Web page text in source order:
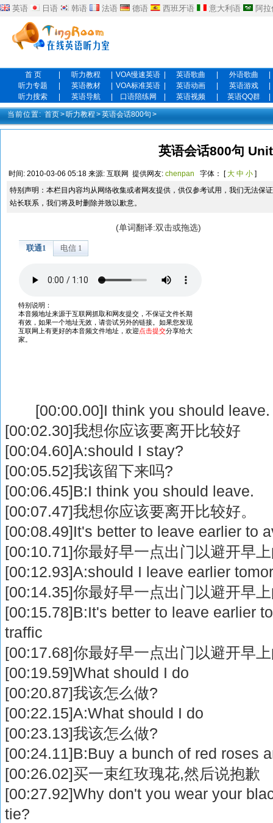
英语 日语 韩语 法语 德语 西班牙语 意大利语 阿
首 页 听力教程 VOA慢速英语 英语歌曲 外语歌曲
听力专题
英语教材 VOA标准英语 英语动画 英语游戏
听力搜索
英语导航 口语陪练网 英语视频 英语QQ群
当前位置: 首页>听力教程 >英语会话800句 >
英语会话800句
时间: 2010-03-06 05:18 来源: 互联网 提供网友: chenpan 字体： [大 中 小 ]
特别声明：本栏目内容均从网络收集或者网友提供，供仅参考试用，我们无法保
站长联系，我们将及时删除并致以歉意。
(单词翻译:双击或拖选)
[00:00.00]I think you should leave.
[00:02.30]我想你应该要离开比较好
[00:04.60]A:should I stay?
[00:05.52]我该留下来吗?
[00:06.45]B:I think you should leave.
[00:07.47]我想你应该要离开比较好。
[00:08.49]It's better to leave earlier to
[00:10.71]你最好早一点出门以避开早
[00:12.93]A:should I leave earlier
[00:14.35]你最好早一点出门以避开早
[00:15.78]B:It's better to leave earlier
traffic
[00:17.68]你最好早一点出门以避开早
[00:19.59]What should I do
[00:20.87]我该怎么做?
[00:22.15]A:What should I do
[00:23.13]我该怎么做?
[00:24.11]B:Buy a bunch of red roses
[00:26.02]买一束红玫瑰花,然后说抱歉
[00:27.92]Why don't you wear your
tie?